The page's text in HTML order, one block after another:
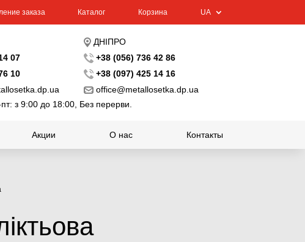
заказа Каталог Корзина UA
ДНІПРО
+38 (056) 736 42 86
+38 (097) 425 14 16
office@metallosetka.dp.ua
07
10
з 9:00 до 18:00, Без перерви.
Акции О нас Контакты